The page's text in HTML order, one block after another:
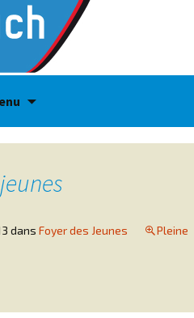
dans Foyer des Jeunes
Pleine